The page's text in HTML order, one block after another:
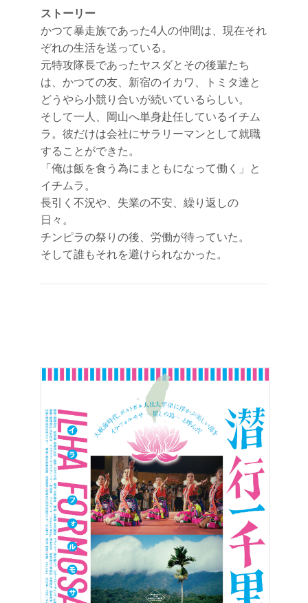
ストーリー
かつて暴走族であった4人の仲間は、現在それ
ぞれの生活を送っている。
元特攻隊長であったヤスダとその後輩たち
は、かつての友、新宿のイカワ、トミタ達と
どうやら小競り合いが続いているらしい。
そして一人、岡山へ単身赴任しているイチム
ラ。彼だけは会社にサラリーマンとして就職
することができた。
「俺は飯を食う為にまともになって働く」と
イチムラ。
長引く不況や、失業の不安、繰り返しの
日々。
チンピラの祭りの後、労働が待っていた。
そして誰もそれを避けられなかった。